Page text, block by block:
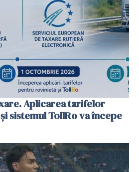
Aplicarea tarifelor
sistemul TollRo va începe